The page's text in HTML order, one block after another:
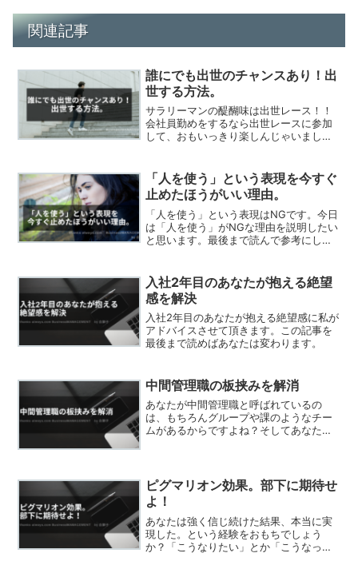
関連記事
誰にでも出世のチャンスあり！出
世する方法。
サラリーマンの醍醐味は出世レース！！
会社員勤めをするなら出世レースに参加
して、おもいっきり楽しんじゃいましょ
が少し変わると思いますので、是非最後
まで読んで参考にしてみて下さい。
「人を使う」という表現を今すぐ
止めたほうがいい理由。
「人を使う」という表現はNGです。今日
は「人を使う」がNGな理由を説明したい
と思います。最後まで読んで参考にして
入社2年目のあなたが抱える絶望
感を解決
入社2年目のあなたが抱える絶望感に私が
アドバイスさせて頂きます。この記事を
最後まで読めばあなたは変わります。
中間管理職の板挟みを解消
あなたが中間管理職と呼ばれているの
は、もちろんグループや課のようなチー
ムがあるからですよね？そしてあなたは
理職がいます。中間管理職のあなたは当
然その上司から様々な業務指示を受けて
います。
ピグマリオン効果。部下に期待せ
よ！
あなたは強く信じ続けた結果、本当に実
現した。という経験をおもちでしょう
か？「こうなりたい」とか「こうなって